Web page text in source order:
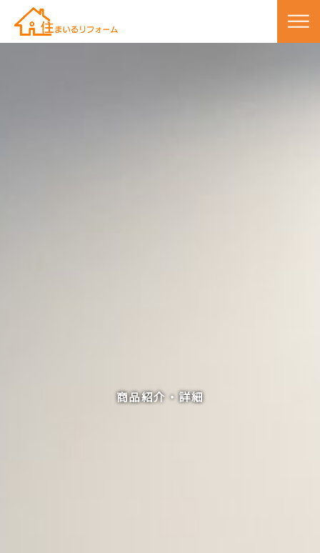
商品紹介・詳細